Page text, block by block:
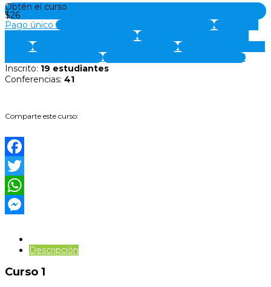
Obtén el curso
$26
Pago único Disponible en el plan "Plan Intensivo"
Disponible
Disponible en el plan "Plan
Disponible en el plan "Plan Global"
Disponible en el plan
Disponible en el plan "Plan Global"
Inscrito: 19 estudiantes
Conferencias: 41
Comparte este curso:
Facebook
Twitter
WhatsApp
Descripción
Curso 1